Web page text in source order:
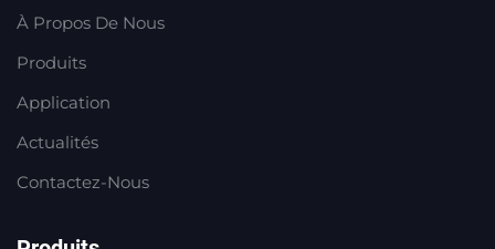
À Propos De Nous
Produits
Application
Actualités
Contactez-Nous